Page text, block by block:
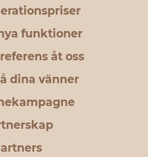
funktioner
åt oss
dina vänner